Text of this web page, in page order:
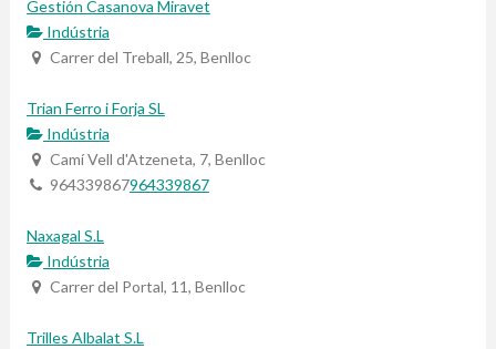
Gestión Casanova Miravet
Indústria
Carrer del Treball, 25, Benlloc
Trian Ferro i Forja SL
Indústria
Camí Vell d'Atzeneta, 7, Benlloc
964339867964339867
Naxagal S.L
Indústria
Carrer del Portal, 11, Benlloc
Trilles Albalat S.L